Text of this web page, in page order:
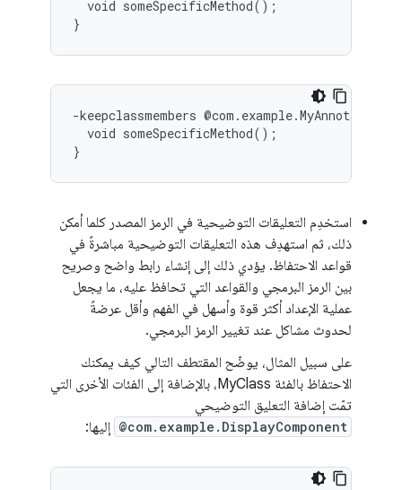
  void someSpecificMethod();
-keepclassmembers
  void someSpecificMethod();
استخدِم التعليقات التوضيحية في الرمز المصدر كلما أمكن
ذلك، ثم استهدِف هذه التعليقات التوضيحية مباشرةً في
قواعد الاحتفاظ. يؤدي ذلك إلى إنشاء رابط واضح وصريح
بين الرمز البرمجي والقواعد التي تحافظ عليه، ما يجعل
عملية الإعداد أكثر قوة وأسهل في الفهم وأقل عرضةً
لحدوث مشاكل عند تغيير الرمز البرمجي.
على سبيل المثال، يوضّح المقتطف التالي كيف يمكنك
الاحتفاظ بالفئة MyClass، بالإضافة إلى الفئات الأخرى التي
تمّت إضافة التعليق التوضيحي
@com.example.DisplayComponent إليها: